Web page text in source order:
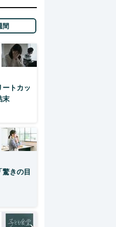
間
トカッ
末
きの目